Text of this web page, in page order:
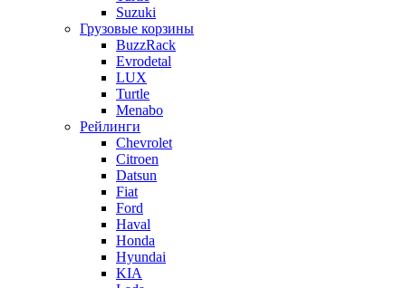
Suzuki
Грузовые корзины
BuzzRack
Evrodetal
LUX
Turtle
Menabo
Рейлинги
Chevrolet
Citroen
Datsun
Fiat
Ford
Haval
Honda
Hyundai
KIA